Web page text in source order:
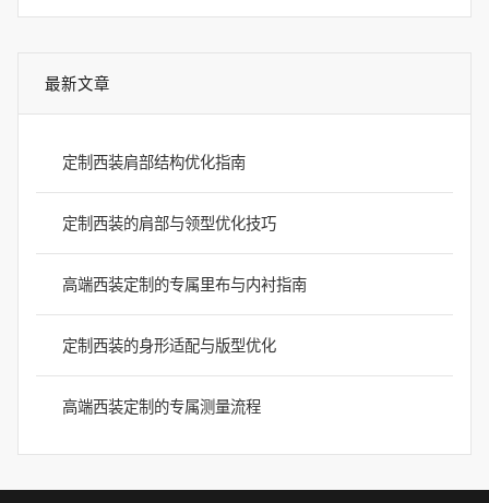
最新文章
定制西装肩部结构优化指南
定制西装的肩部与领型优化技巧
高端西装定制的专属里布与内衬指南
定制西装的身形适配与版型优化
高端西装定制的专属测量流程